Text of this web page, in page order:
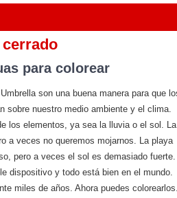
para colorear
son una buena manera para que
sobre nuestro medio ambiente y el clima.
los elementos, ya sea la lluvia o el sol. La
a veces no queremos mojarnos. La playa
pero a veces el sol es demasiado fuerte.
dispositivo y todo está bien en el mundo.
miles de años. Ahora puedes